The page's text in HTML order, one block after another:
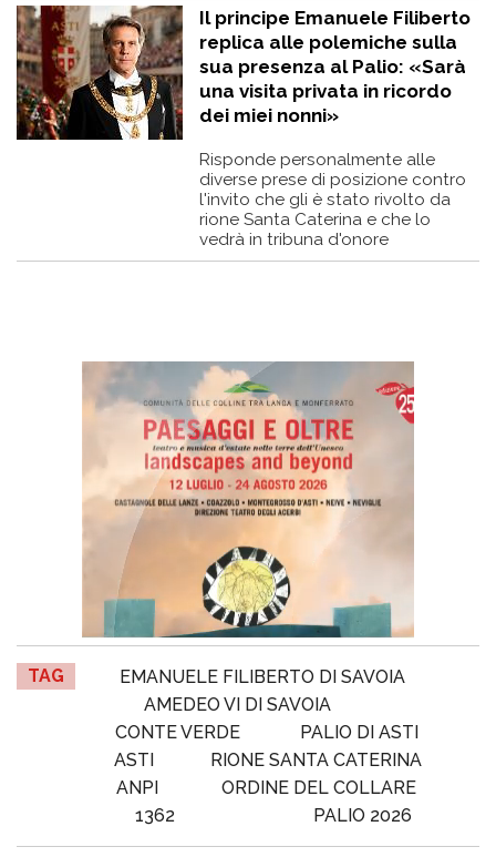
Il principe Emanuele Filiberto
replica alle polemiche sulla
sua presenza al Palio: «Sarà
una visita privata in ricordo
dei miei nonni»
Risponde personalmente alle
diverse prese di posizione contro
l'invito che gli è stato rivolto da
rione Santa Caterina e che lo
vedrà in tribuna d'onore
TAG
EMANUELE FILIBERTO DI SAVOIA
AMEDEO VI DI SAVOIA
CONTE VERDE
PALIO DI ASTI
ASTI
RIONE SANTA CATERINA
ANPI
ORDINE DEL COLLARE
1362
PALIO 2026